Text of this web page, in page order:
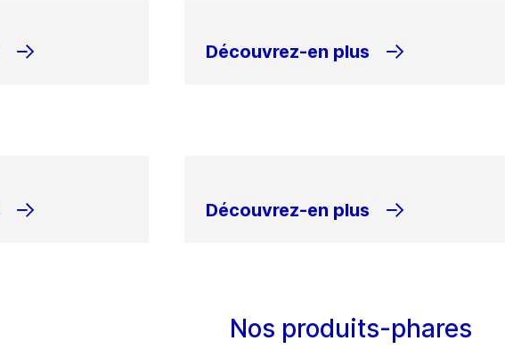
Découvrez-en plus
Découvrez-en plus
Nos produits-phares